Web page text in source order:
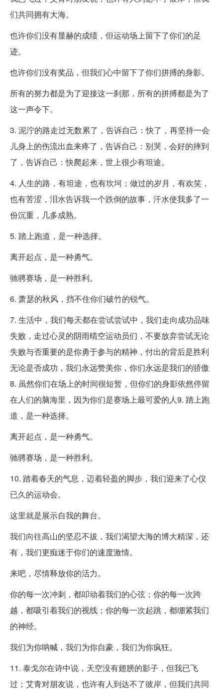
们共同拥有大海。
也许你们没有显赫的成绩，但运动场上留下了你们的足
迹。
也许你们没有奖品，但我们心中留下了你们拼搏的身影。
所有的努力都是为了迎接这一刹那，所有的拼搏都是为了
这一声令下。
3. 泥泞的路走过无数累了，告诉自己：快了，再坚持一会
儿身上的伤流出血来疼了，告诉自己：别哭，会好的摔到
了，告诉自己：快爬起来，世上很少有坦途。
4. 人生的路，有坦途，也有坎坷；做过的岁月，有欢笑，
也有苦涩，泪水告诉我一个跌倒的故事，汗水使我多了一
份沉重，几多成熟。
5. 踏上跑道，是一种选择。
离开起点，是一种勇气。
驰骋赛场，是一种胜利。
6. 萧瑟的秋风，挡不住你们破竹的锐气。
7. 生活中，我们每天都在尝试尝试中，我们走向成功品味
失败，走过心灵的阴雨晴空运动员们，不要放弃尝试无论
失败与否重要的是你勇于参与的精神，付出的背后是胜利
无论是否成功，我们永远赞美你，你们永远是我们的骄傲
8. 虽然你们在场上的时间很短暂，但你们的身影依然停留
在人们的脑海里，因为你们是赛场上最可爱的人9. 踏上跑
道，是一种选择。
离开起点，是一种勇气。
驰骋赛场，是一种胜利。
10. 踏着春天的气息，迈着轻盈的脚步，我们迎来了心仪
已久的运动会。
这里就是展示自我的舞台。
我们向往高山的坚忍不拔，我们渴望大海的博大精深，还
有，我们更痴迷于你们的速度激情。
来吧，尽情释放你的活力。
你的每一次冲刺，都叩动着我们的心弦；你的每一次跨
越，都吸引着我们的视线；你的每一次起跳，都绷紧我们
的神经。
我们为你呐喊，我们为你自豪，我们为你疯狂。
11. 泰戈尔在诗中说，天空没有翅膀的影子，但我已飞
过；艾青对朋友说，也许有人到达不了彼岸，但我们共同